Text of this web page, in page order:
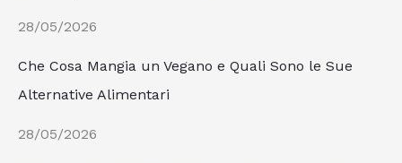
28/05/2026
Che Cosa Mangia un Vegano e Quali Sono le Sue
Alternative Alimentari
28/05/2026